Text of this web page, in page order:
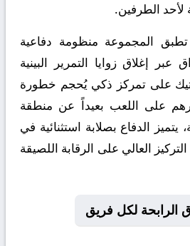
لأحد الطرفين.
تطبق المجموعة منظومة دفاعية
إغلاق زوايا التمرير البينية
على تمركز ذكي يُحجم خطورة
على اللعب بعيداً عن منطقة
الدفاع بصلابة استثنائية في
العالي على الرقابة اللصيقة
الرابحة لكل فريق